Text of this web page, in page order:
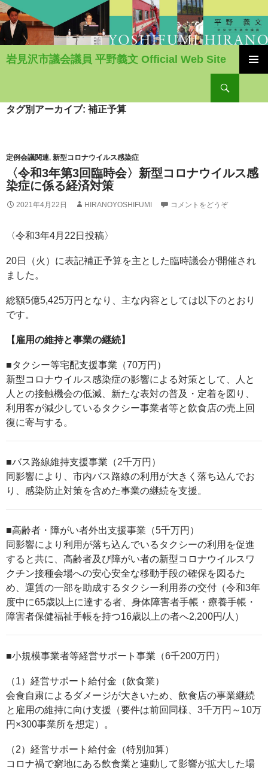
岩見沢市議会議員 平野義文 Official Web Site
ン
動
タグ別アーカイブ: 補正予算
定例会議関連, 新型コロナウイルス感染症
〈令和3年第3回臨時会〉新型コロナウイルス感
染症に係る経済対策
2021年4月22日 HIRANOYOSHIFUMI コメントをどうぞ
〈令和3年4月22日投稿〉
20日（火）に表記補正予算を主とした臨時議会が開催され
ました。
総額5億5,425万円となり、主な内容としては以下のとおり
です。
【雇用の維持と事業の継続】
■タクシー等宅配支援事業（70万円）
新型コロナウイルス感染症の影響による対策として、人と
人との接触機会の低減、新たな表対の普及・定着を図り、
利用客が減少しているタクシー事業者等と飲食店の売上回
復に寄与する。
■バス路線維持支援事業（2千万円）
同影響により、市内バス路線の利用が大きく落ち込んでお
り、感染防止対策を含めた事業の継続を支援。
■高齢者・障がい者外出支援事業（5千万円）
同影響により利用が落ち込んでいるタクシーの利用を促進
すると共に、高齢者及び障がい者の新型コロナウイルスワ
クチン接種会場への安心安全な移動手段の確保を図るた
め、運賃の一部を助成するタクシー利用券の交付（令和3年
度中に65歳以上に達する者、身体障害者手帳・療養手帳・
障害者保健福祉手帳を持つ16歳以上の者へ2,200円/人）
■小規模事業者等経営サポート事業（6千200万円）
（1）経営サポート給付金（飲食業）
会食自粛によるダメージが大きいため、飲食店の事業継続
と雇用の維持に向け支援（要件は前回同様、3千万円～10万
円×300事業所を想定）。
（2）経営サポート給付金（特別加算）
コロナ禍で窮地にある飲食業と連動して影響が拡大した場